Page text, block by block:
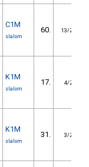
C1M
slalom
60. 13/ZS
K1M
slalom
17. 4/ZS
K1M
slalom
31. 3/ZS